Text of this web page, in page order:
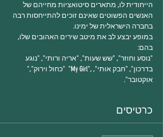
הייחודית לו, מתארים סיטואציות מחייהם של
האנשים הפשוטים שאינם זוכים להתייחסות רבה
בחברה הישראלית של ימינו.
במופע יבצע לב את מיטב שירים האהובים שלו,
בהם:
"נוסע וחוזר", "שש שעות", "אריה ורותי", "נוגע
בדרכון", "חבק אותי", ,"My Girl"  "כחול וירוק","
אוקטובר".
כרטיסים